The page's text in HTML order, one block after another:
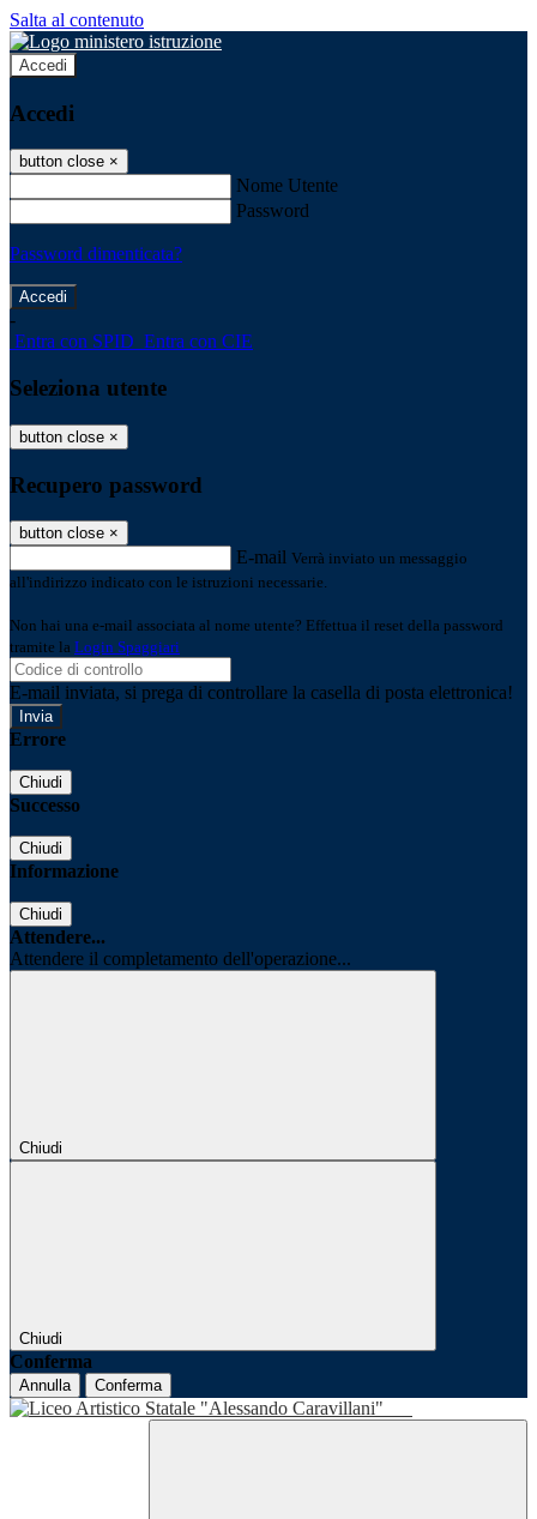
Salta al contenuto
Accedi
Accedi
button close ×
Nome Utente
Password
Password dimenticata?
-
Entra con SPID Entra con CIE
Seleziona utente
button close ×
Recupero password
button close ×
E-mail Verrà inviato un messaggio
all'indirizzo indicato con le istruzioni necessarie.
Non hai una e-mail associata al nome utente? Effettua il reset della password
tramite la Login Spaggiari
E-mail inviata, si prega di controllare la casella di posta elettronica!
Errore
Chiudi
Successo
Chiudi
Informazione
Chiudi
Attendere...
Attendere il completamento dell'operazione...
Chiudi
Chiudi
Conferma
Annulla Conferma